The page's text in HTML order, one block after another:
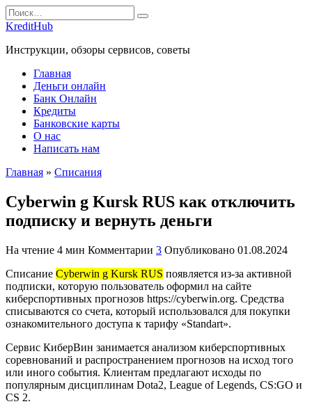
Перейти
к
Search
for:
KreditHub
Инструкции, обзоры сервисов, советы
Главная
Деньги онлайн
Банк Онлайн
Кредиты
Банковские карты
О нас
Написать нам
Главная » Списания
Cyberwin g Kursk RUS как отключить
подписку и вернуть деньги
На чтение 4 мин Комментарии 3 Опубликовано 01.08.2024
Списание Cyberwin g Kursk RUS появляется из-за активной
подписки, которую пользователь оформил на сайте
киберспортивных прогнозов https://cyberwin.org. Средства
списываются со счета, который использовался для покупки
ознакомительного доступа к тарифу «Standart».
Сервис КиберВин занимается анализом киберспортивных
соревнований и распространением прогнозов на исход того
или иного события. Клиентам предлагают исходы по
популярным дисциплинам Dota2, League of Legends, CS:GO и
CS 2.